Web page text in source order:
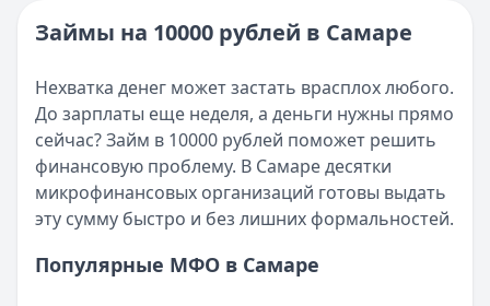
Категория:МФО и микрозаймы
Все статьи
Возврат переплаты в «Займере»: актуальная
Опубликовано:5 декабря 2025 г.
Категория:МФО
Читать новость
Срочный микрозайм 15 000 ₽ на карту: свежая
Кратко:Нужны 15 000 рублей на карту прямо сегодня?
Опубликовано:5 декабря 2025 г.
Читать новость
Займы на 10000 рублей в Самаре
Нехватка денег может застать врасплох любого.
До зарплаты еще неделя, а деньги нужны прямо
сейчас? Займ в 10000 рублей поможет решить
финансовую проблему. В Самаре десятки
микрофинансовых организаций готовы выдать
эту сумму быстро и без лишних формальностей.
Популярные МФО в Самаре